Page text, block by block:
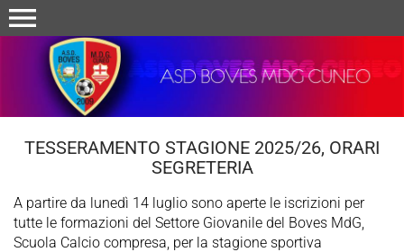
menu
TESSERAMENTO STAGIONE 2025/26, ORARI
SEGRETERIA
A partire da lunedì 14 luglio sono aperte le iscrizioni per
tutte le formazioni del Settore Giovanile del Boves MdG,
Scuola Calcio compresa, per la stagione sportiva